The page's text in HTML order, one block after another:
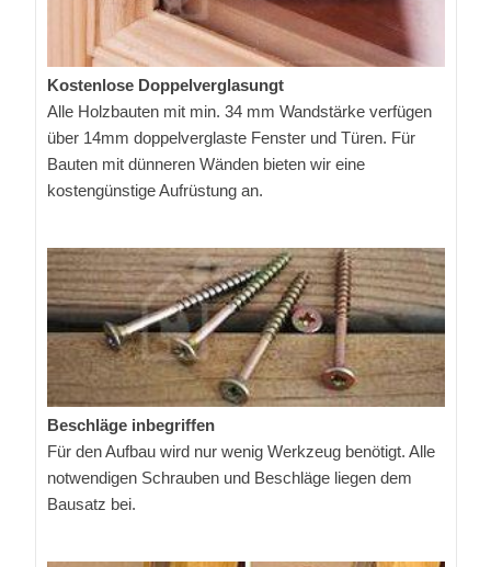
Kostenlose Doppelverglasungt
Alle Holzbauten mit min. 34 mm Wandstärke verfügen
über 14mm doppelverglaste Fenster und Türen. Für
Bauten mit dünneren Wänden bieten wir eine
kostengünstige Aufrüstung an.
Beschläge inbegriffen
Für den Aufbau wird nur wenig Werkzeug benötigt. Alle
notwendigen Schrauben und Beschläge liegen dem
Bausatz bei.